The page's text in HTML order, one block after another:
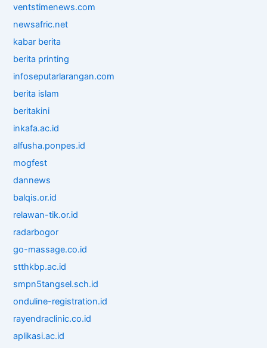
ventstimenews.com
newsafric.net
kabar berita
berita printing
infoseputarlarangan.com
berita islam
beritakini
inkafa.ac.id
alfusha.ponpes.id
mogfest
dannews
balqis.or.id
relawan-tik.or.id
radarbogor
go-massage.co.id
stthkbp.ac.id
smpn5tangsel.sch.id
onduline-registration.id
rayendraclinic.co.id
aplikasi.ac.id